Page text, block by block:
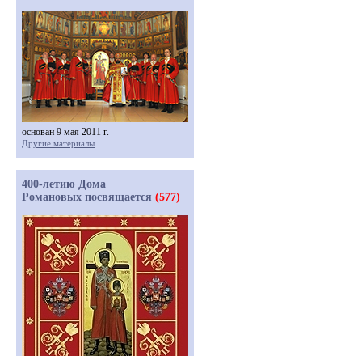
основан 9 мая 2011 г.
Другие материалы
400-летию Дома
Романовых посвящается (577)